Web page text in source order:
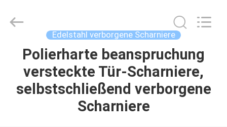
HAUS
PRODUKTE
Co.,Ltd.
Edelstahl verborgene Scharniere
Polierharte beanspruchung
versteckte Tür-Scharniere,
selbstschließend verborgene
Scharniere